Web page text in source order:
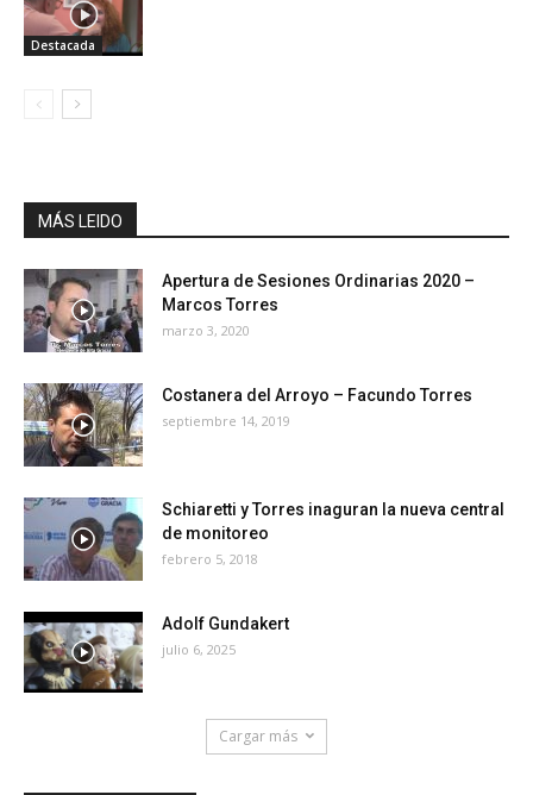
Destacada
MÁS LEIDO
Apertura de Sesiones Ordinarias 2020 –
Marcos Torres
marzo 3, 2020
Costanera del Arroyo – Facundo Torres
septiembre 14, 2019
Schiaretti y Torres inaguran la nueva central
de monitoreo
febrero 5, 2018
Adolf Gundakert
julio 6, 2025
Cargar más